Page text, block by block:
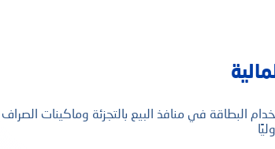
البطاقة في منافذ البيع بالتجزئة وماكينات الصراف